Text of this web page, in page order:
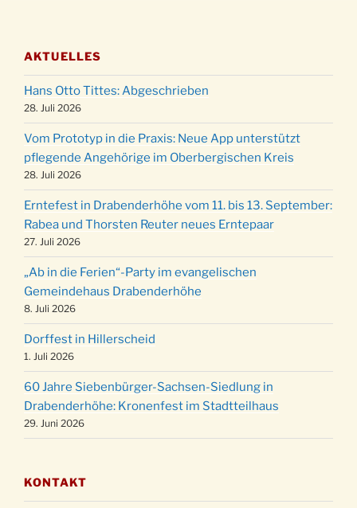
11.12.
Puer-Natus weihnachtliches Brauchtum am
Robert-Gassner-Hof um 17:00 Uhr
19.12.
Kinderbibeltag im Ev. Gemeindehaus von 10-
12 Uhr
20.12.
Weihnachts-Konzert des Honterus Chors in
der Kirche um 17:00 Uhr
24.12.
Familiengottesdienst mit Krippenspiel im Ev.
Gemeindehaus um 15:00 Uhr
24.12. Familiengottesdienst in der FeG um 16 Uhr
24.12.
Weihnachtsgottesdienst in der Kirche um
15:00 Uhr
24.12.
Weihnachtsgottesdienst in der Kirche um
18:00 Uhr
24.12.
Christmette mit der ev. Jugend in der Kirche
um 23:00 Uhr
31.12.
Gottesdienst zu Silvester in der Kirche um
18:00 Uhr
AKTUELLES
Hans Otto Tittes: Abgeschrieben
28. Juli 2026
Vom Prototyp in die Praxis: Neue App unterstützt
pflegende Angehörige im Oberbergischen Kreis
28. Juli 2026
Erntefest in Drabenderhöhe vom 11. bis 13. September:
Rabea und Thorsten Reuter neues Erntepaar
27. Juli 2026
„Ab in die Ferien“-Party im evangelischen
Gemeindehaus Drabenderhöhe
8. Juli 2026
Dorffest in Hillerscheid
1. Juli 2026
60 Jahre Siebenbürger-Sachsen-Siedlung in
Drabenderhöhe: Kronenfest im Stadtteilhaus
29. Juni 2026
KONTAKT